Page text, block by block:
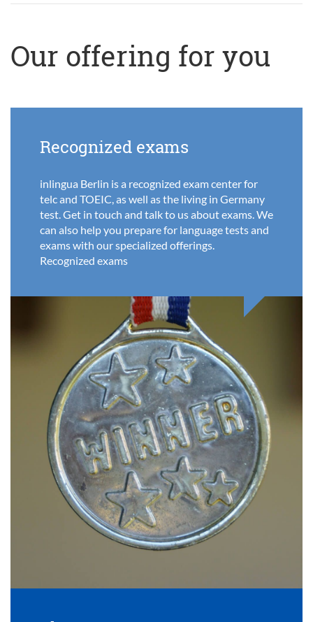
Our offering for you
Recognized exams
inlingua Berlin is a recognized exam center for
telc and TOEIC, as well as the living in Germany
test. Get in touch and talk to us about exams. We
can also help you prepare for language tests and
exams with our specialized offerings.
Recognized exams